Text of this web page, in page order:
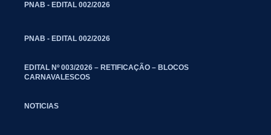
PNAB - EDITAL 002/2026
PNAB - EDITAL 002/2026
EDITAL Nº 003/2026 – RETIFICAÇÃO – BLOCOS
CARNAVALESCOS
NOTICIAS